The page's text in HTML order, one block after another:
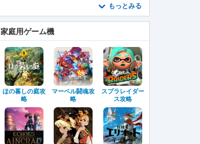
もっとみる
家庭用ゲーム機
ほの暮しの庭攻
略
マーベル闘魂攻
略
スプラレイダー
ス攻略